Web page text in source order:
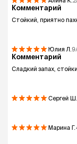
Комментарий
Стойкий, приятно
Юлия Л.
Комментарий
Сладкий запах,
Сергей Ш.
Марина Г.